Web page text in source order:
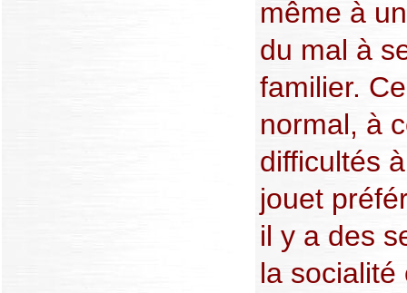
même à
du mal à
familier.
normal, à
difficultés
jouet
il y a des
la socialité